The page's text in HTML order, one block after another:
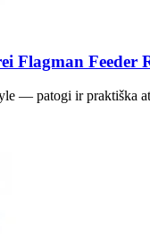
Flagman Feeder
— patogi ir praktiška